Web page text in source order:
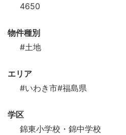
4650
物件種別
#土地
エリア
#いわき市#福島県
学区
錦東小学校・錦中学校